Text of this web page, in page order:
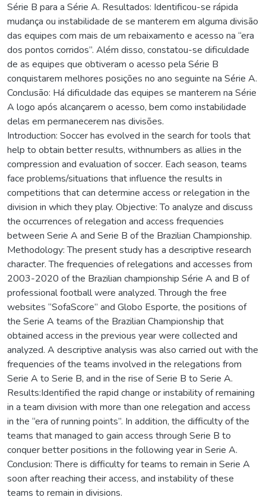
Série B para a Série A. Resultados: Identificou-se rápida
mudança ou instabilidade de se manterem em alguma divisão
das equipes com mais de um rebaixamento e acesso na “era
dos pontos corridos”. Além disso, constatou-se dificuldade
de as equipes que obtiveram o acesso pela Série B
conquistarem melhores posições no ano seguinte na Série A.
Conclusão: Há dificuldade das equipes se manterem na Série
A logo após alcançarem o acesso, bem como instabilidade
delas em permanecerem nas divisões.
Introduction: Soccer has evolved in the search for tools that
help to obtain better results, withnumbers as allies in the
compression and evaluation of soccer. Each season, teams
face problems/situations that influence the results in
competitions that can determine access or relegation in the
division in which they play. Objective: To analyze and discuss
the occurrences of relegation and access frequencies
between Serie A and Serie B of the Brazilian Championship.
Methodology: The present study has a descriptive research
character. The frequencies of relegations and accesses from
2003-2020 of the Brazilian championship Série A and B of
professional football were analyzed. Through the free
websites “SofaScore” and Globo Esporte, the positions of
the Serie A teams of the Brazilian Championship that
obtained access in the previous year were collected and
analyzed. A descriptive analysis was also carried out with the
frequencies of the teams involved in the relegations from
Serie A to Serie B, and in the rise of Serie B to Serie A.
Results:Identified the rapid change or instability of remaining
in a team division with more than one relegation and access
in the “era of running points”. In addition, the difficulty of the
teams that managed to gain access through Serie B to
conquer better positions in the following year in Serie A.
Conclusion: There is difficulty for teams to remain in Serie A
soon after reaching their access, and instability of these
teams to remain in divisions.